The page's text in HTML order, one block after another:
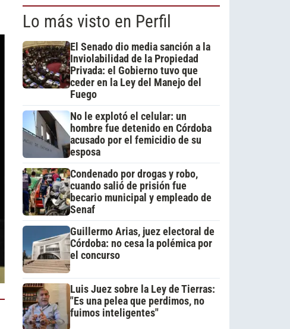
Lo más visto en Perfil
El Senado dio media sanción a la
Inviolabilidad de la Propiedad
Privada: el Gobierno tuvo que
ceder en la Ley del Manejo del
Fuego
No le explotó el celular: un
hombre fue detenido en Córdoba
acusado por el femicidio de su
esposa
Condenado por drogas y robo,
cuando salió de prisión fue
becario municipal y empleado de
Senaf
Guillermo Arias, juez electoral de
Córdoba: no cesa la polémica por
el concurso
Luis Juez sobre la Ley de Tierras:
"Es una pelea que perdimos, no
fuimos inteligentes"